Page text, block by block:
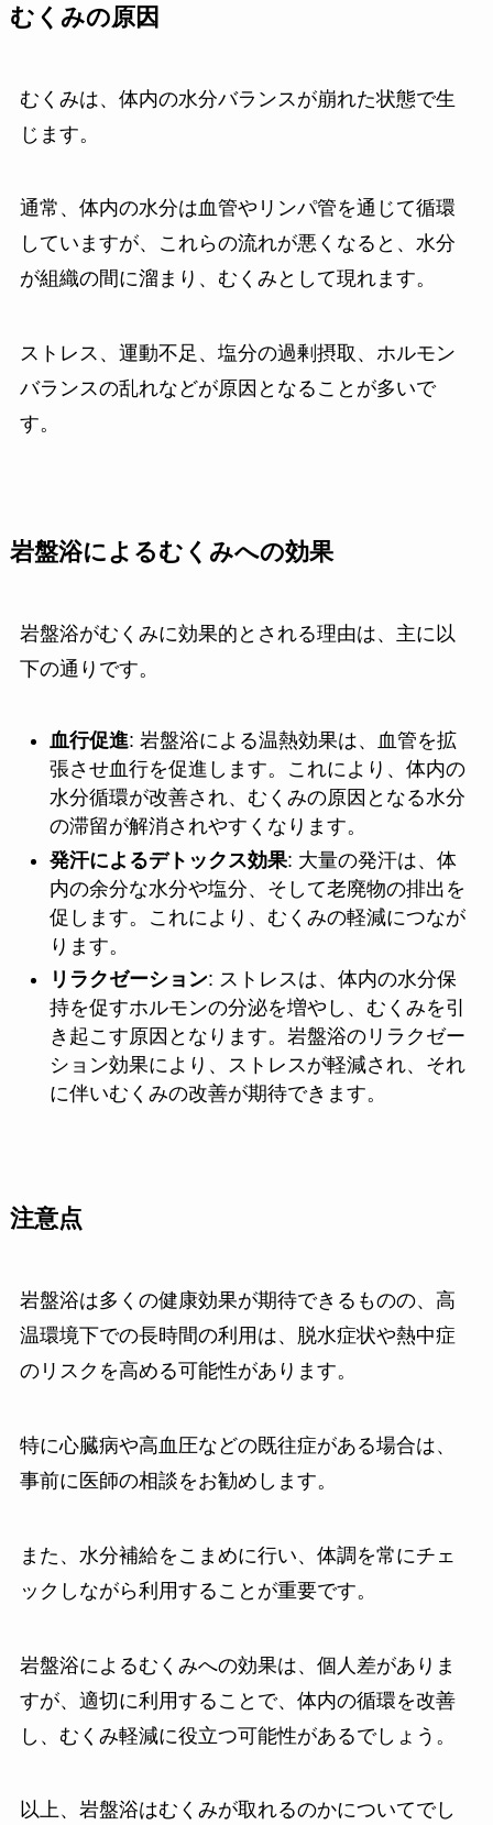
むくみの原因
むくみは、体内の水分バランスが崩れた状態で生
じます。
通常、体内の水分は血管やリンパ管を通じて循環
していますが、これらの流れが悪くなると、水分
が組織の間に溜まり、むくみとして現れます。
ストレス、運動不足、塩分の過剰摂取、ホルモン
バランスの乱れなどが原因となることが多いで
す。
岩盤浴によるむくみへの効果
岩盤浴がむくみに効果的とされる理由は、主に以
下の通りです。
血行促進: 岩盤浴による温熱効果は、血管を拡
張させ血行を促進します。これにより、体内の
水分循環が改善され、むくみの原因となる水分
の滞留が解消されやすくなります。
発汗によるデトックス効果: 大量の発汗は、体
内の余分な水分や塩分、そして老廃物の排出を
促します。これにより、むくみの軽減につなが
ります。
リラクゼーション: ストレスは、体内の水分保
持を促すホルモンの分泌を増やし、むくみを引
き起こす原因となります。岩盤浴のリラクゼー
ション効果により、ストレスが軽減され、それ
に伴いむくみの改善が期待できます。
注意点
岩盤浴は多くの健康効果が期待できるものの、高
温環境下での長時間の利用は、脱水症状や熱中症
のリスクを高める可能性があります。
特に心臓病や高血圧などの既往症がある場合は、
事前に医師の相談をお勧めします。
また、水分補給をこまめに行い、体調を常にチェ
ックしながら利用することが重要です。
岩盤浴によるむくみへの効果は、個人差がありま
すが、適切に利用することで、体内の循環を改善
し、むくみ軽減に役立つ可能性があるでしょう。
以上、岩盤浴はむくみが取れるのかについてでし